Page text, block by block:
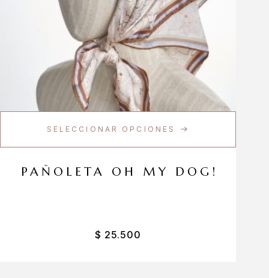
SELECCIONAR OPCIONES
PAÑOLETA OH MY DOG!
$ 25.500